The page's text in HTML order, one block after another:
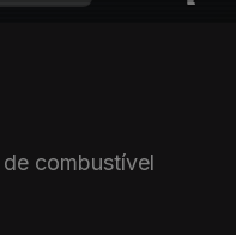
combustível